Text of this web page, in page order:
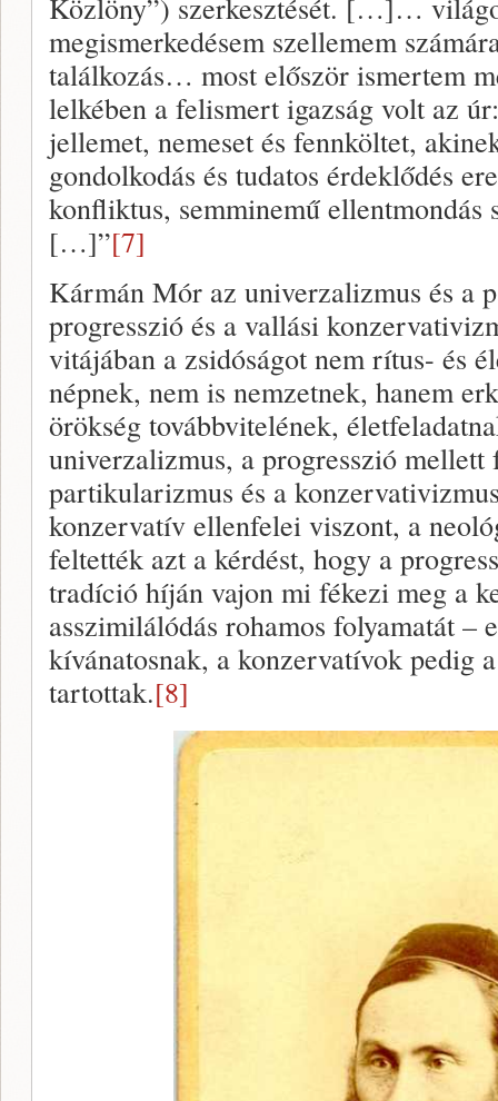
megismerkedésem szellemem
találkozás… most először ismertem
lelkében a felismert igazság volt az
jellemet, nemeset és fennköltet,
gondolkodás és tudatos érdeklődés
konfliktus, semminemű ellentmondás
[…]”[7]
Kármán Mór az univerzalizmus és a
progresszió és a vallási
vitájában a zsidóságot nem rítus- és
népnek, nem is nemzetnek, hanem
örökség továbbvitelének,
univerzalizmus, a progresszió mellett
partikularizmus és a
konzervatív ellenfelei viszont, a
feltették azt a kérdést, hogy a
tradíció híján vajon mi fékezi meg a
asszimilálódás rohamos folyamatát –
kívánatosnak, a konzervatívok pedig
tartottak.[8]